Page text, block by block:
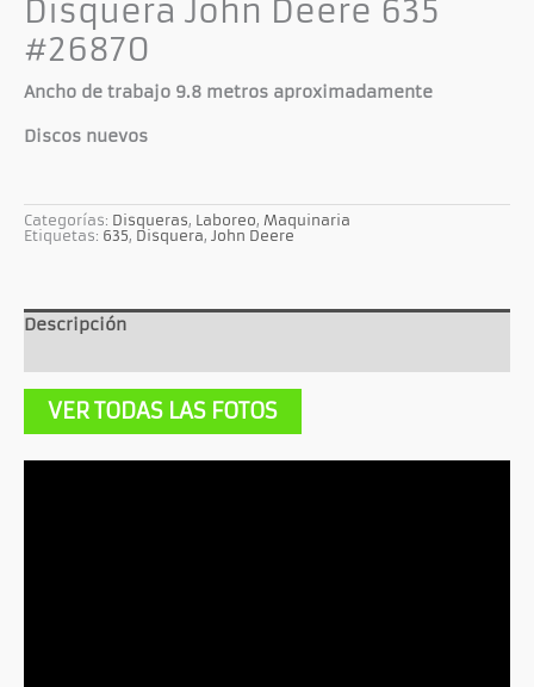
Disquera John Deere 635
#26870
Ancho de trabajo 9.8 metros aproximadamente
Discos nuevos
Categorías: Disqueras, Laboreo, Maquinaria
Etiquetas: 635, Disquera, John Deere
Descripción
VER TODAS LAS FOTOS